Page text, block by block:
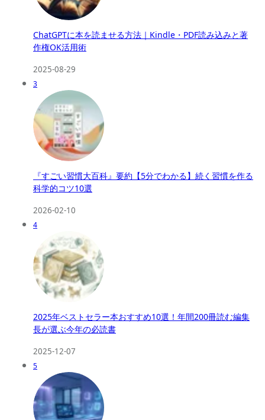
ChatGPTに本を読ませる方法｜Kindle・PDF読み込みと著
作権OK活用術
2025-08-29
3
『すごい習慣大百科』要約【5分でわかる】続く習慣を作る
科学的コツ10選
2026-02-10
4
2025年ベストセラー本おすすめ10選！年間200冊読む編集
長が選ぶ今年の必読書
2025-12-07
5